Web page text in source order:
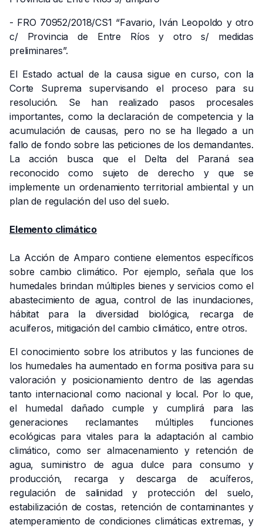
- FRO 70952/2018/CS1 “Favario, Iván Leopoldo y otro
c/ Provincia de Entre Ríos y otro s/ medidas
preliminares”.
El Estado actual de la causa sigue en curso, con la
Corte Suprema supervisando el proceso para su
resolución. Se han realizado pasos procesales
importantes, como la declaración de competencia y la
acumulación de causas, pero no se ha llegado a un
fallo de fondo sobre las peticiones de los demandantes.
La acción busca que el Delta del Paraná sea
reconocido como sujeto de derecho y que se
implemente un ordenamiento territorial ambiental y un
plan de regulación del uso del suelo.
Elemento climático
La Acción de Amparo contiene elementos específicos
sobre cambio climático. Por ejemplo, señala que los
humedales brindan múltiples bienes y servicios como el
abastecimiento de agua, control de las inundaciones,
hábitat para la diversidad biológica, recarga de
acuíferos, mitigación del cambio climático, entre otros.
El conocimiento sobre los atributos y las funciones de
los humedales ha aumentado en forma positiva para su
valoración y posicionamiento dentro de las agendas
tanto internacional como nacional y local. Por lo que,
el humedal dañado cumple y cumplirá para las
generaciones reclamantes múltiples funciones
ecológicas para vitales para la adaptación al cambio
climático, como ser almacenamiento y retención de
agua, suministro de agua dulce para consumo y
producción, recarga y descarga de acuíferos,
regulación de salinidad y protección del suelo,
estabilización de costas, retención de contaminantes y
atemperamiento de condiciones climáticas extremas, y